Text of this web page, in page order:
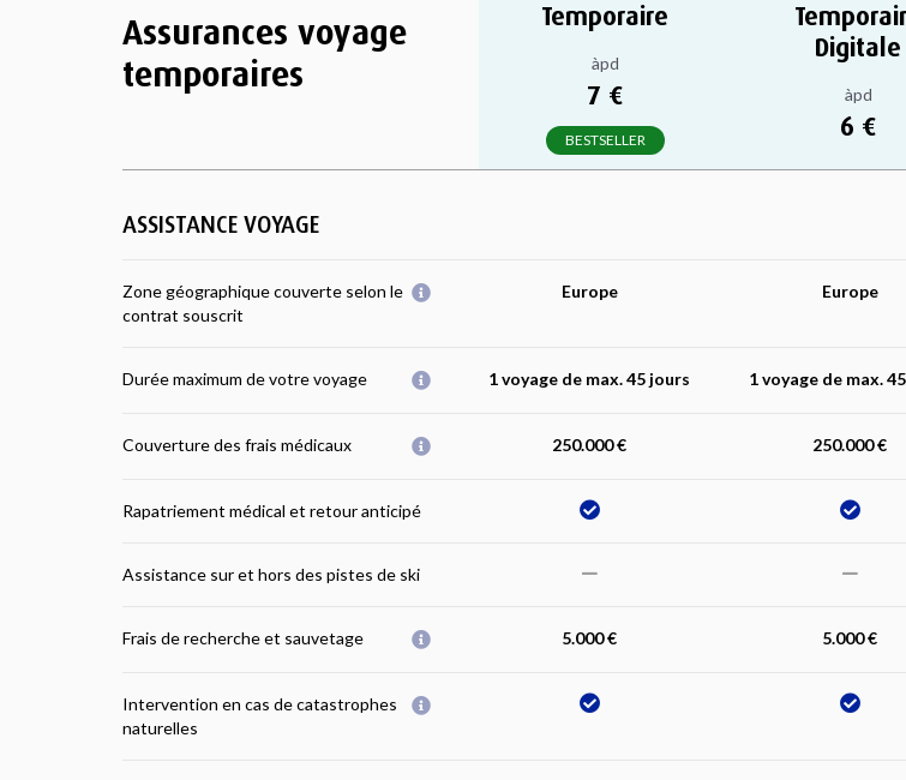
Assurances voyage
temporaires
Temporaire
àpd
7 €
BESTSELLER
Digitale
àpd
6 €
ASSISTANCE VOYAGE
Zone géographique couverte selon le
contrat souscrit
Europe Europe
Durée maximum de votre voyage 1 voyage de max. 45 jours 1 voyage de max.
Couverture des frais médicaux 250.000 € 250.000 €
Rapatriement médical et retour anticipé
Assistance sur et hors des pistes de ski
Frais de recherche et sauvetage 5.000 € 5.000 €
Intervention en cas de catastrophes
naturelles